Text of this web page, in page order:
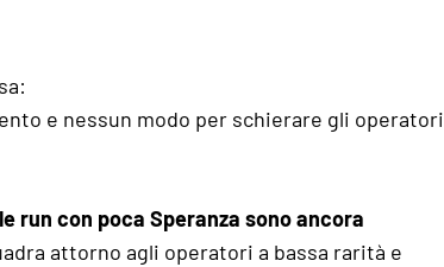
e nessun modo per schierare gli operatori
le run con poca Speranza sono ancora
attorno agli operatori a bassa rarità e